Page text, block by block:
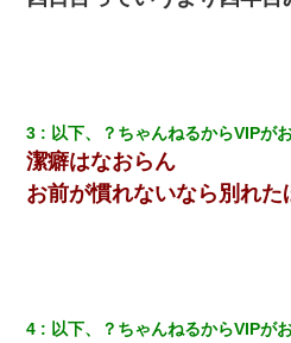
【衝撃】ヤンキー女に「サせて」っ
された
3 以下、？ちゃんねるからVIPが
潔癖はなおらん
お前が慣れないなら別れた
4 以下、？ちゃんねるからVIPが